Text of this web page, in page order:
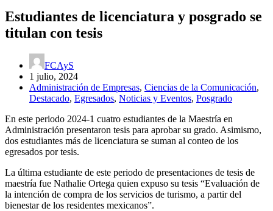
Estudiantes de licenciatura y posgrado se
titulan con tesis
FCAyS
1 julio, 2024
Administración de Empresas, Ciencias de la Comunicación,
Destacado, Egresados, Noticias y Eventos, Posgrado
En este periodo 2024-1 cuatro estudiantes de la Maestría en
Administración presentaron tesis para aprobar su grado. Asimismo,
dos estudiantes más de licenciatura se suman al conteo de los
egresados por tesis.
La última estudiante de este periodo de presentaciones de tesis de
maestría fue Nathalie Ortega quien expuso su tesis “Evaluación de
la intención de compra de los servicios de turismo, a partir del
bienestar de los residentes mexicanos”.